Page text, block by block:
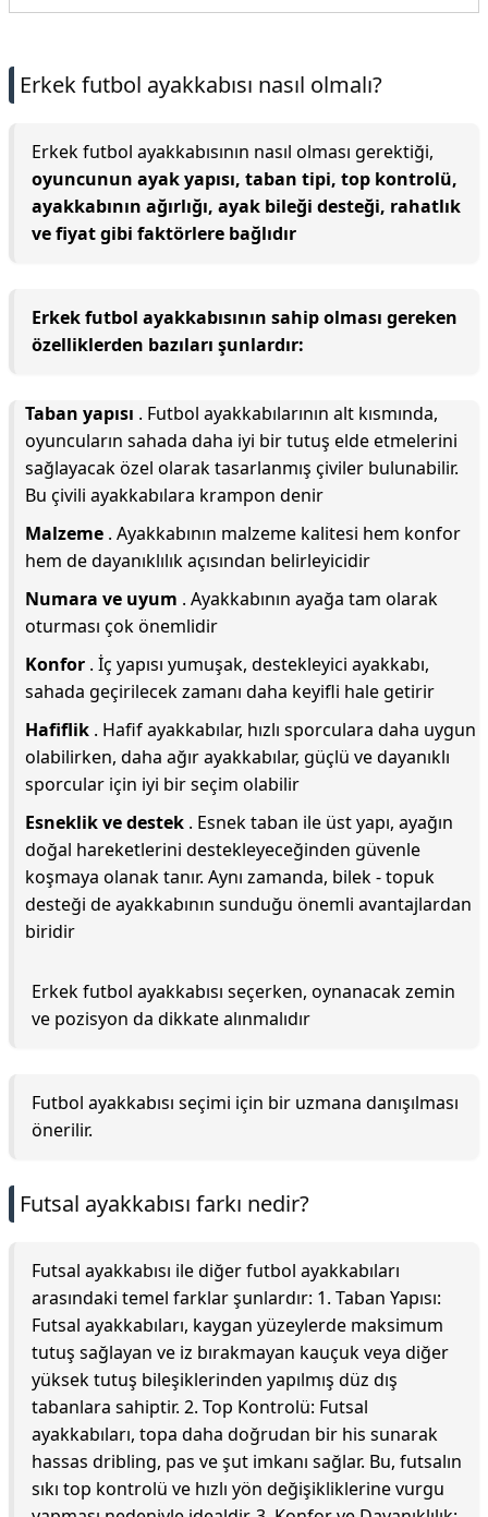
Erkek futbol ayakkabısı nasıl olmalı?
Erkek futbol ayakkabısının nasıl olması gerektiği,
oyuncunun ayak yapısı, taban tipi, top kontrolü,
ayakkabının ağırlığı, ayak bileği desteği, rahatlık
ve fiyat gibi faktörlere bağlıdır
Erkek futbol ayakkabısının sahip olması gereken
özelliklerden bazıları şunlardır:
Taban yapısı . Futbol ayakkabılarının alt kısmında,
oyuncuların sahada daha iyi bir tutuş elde etmelerini
sağlayacak özel olarak tasarlanmış çiviler bulunabilir.
Bu çivili ayakkabılara krampon denir
Malzeme . Ayakkabının malzeme kalitesi hem konfor
hem de dayanıklılık açısından belirleyicidir
Numara ve uyum . Ayakkabının ayağa tam olarak
oturması çok önemlidir
Konfor . İç yapısı yumuşak, destekleyici ayakkabı,
sahada geçirilecek zamanı daha keyifli hale getirir
Hafiflik . Hafif ayakkabılar, hızlı sporculara daha uygun
olabilirken, daha ağır ayakkabılar, güçlü ve dayanıklı
sporcular için iyi bir seçim olabilir
Esneklik ve destek . Esnek taban ile üst yapı, ayağın
doğal hareketlerini destekleyeceğinden güvenle
koşmaya olanak tanır. Aynı zamanda, bilek - topuk
desteği de ayakkabının sunduğu önemli avantajlardan
biridir
Erkek futbol ayakkabısı seçerken, oynanacak zemin
ve pozisyon da dikkate alınmalıdır
Futbol ayakkabısı seçimi için bir uzmana danışılması
önerilir.
Futsal ayakkabısı farkı nedir?
Futsal ayakkabısı ile diğer futbol ayakkabıları
arasındaki temel farklar şunlardır: 1. Taban Yapısı:
Futsal ayakkabıları, kaygan yüzeylerde maksimum
tutuş sağlayan ve iz bırakmayan kauçuk veya diğer
yüksek tutuş bileşiklerinden yapılmış düz dış
tabanlara sahiptir. 2. Top Kontrolü: Futsal
ayakkabıları, topa daha doğrudan bir his sunarak
hassas dribling, pas ve şut imkanı sağlar. Bu, futsalın
sıkı top kontrolü ve hızlı yön değişikliklerine vurgu